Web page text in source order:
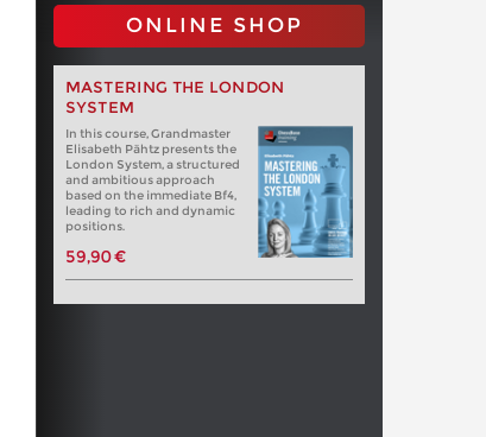
ONLINE SHOP
MASTERING THE LONDON
SYSTEM
In this course, Grandmaster
Elisabeth Pähtz presents the
London System, a structured
and ambitious approach
based on the immediate Bf4,
leading to rich and dynamic
positions.
59,90 €